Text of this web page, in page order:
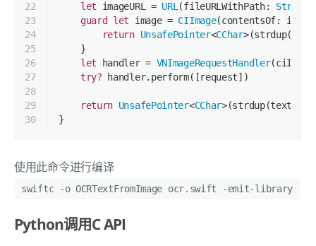
22
23
24
25
26
27
28
29
30
let imageURL = URL (fileURLWithPath: String
guard
let image = CIImage(contentsOf:
return UnsafePointer<CChar>(strdup(
    }
let handler = VNImageRequestHandler
try? handler.perform([request])
return UnsafePointer<CChar>(strdup(text))
}
使用此命令进行编译
swiftc -o OCRTextFromImage ocr.swift -emit-library
Python调用C API